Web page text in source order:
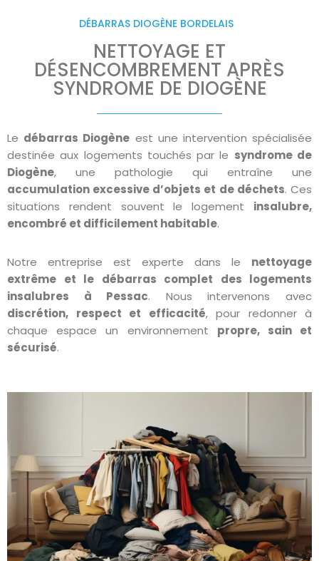
DÉBARRAS DIOGÈNE BORDELAIS
NETTOYAGE ET
DÉSENCOMBREMENT APRÈS
SYNDROME DE DIOGÈNE
Le débarras Diogène est une intervention spécialisée
destinée aux logements touchés par le syndrome de
Diogène, une pathologie qui entraîne une
accumulation excessive d’objets et de déchets. Ces
situations rendent souvent le logement insalubre,
encombré et difficilement habitable.
Notre entreprise est experte dans le nettoyage
extrême et le débarras complet des logements
insalubres à Pessac. Nous intervenons avec
discrétion, respect et efficacité, pour redonner à
chaque espace un environnement propre, sain et
sécurisé.